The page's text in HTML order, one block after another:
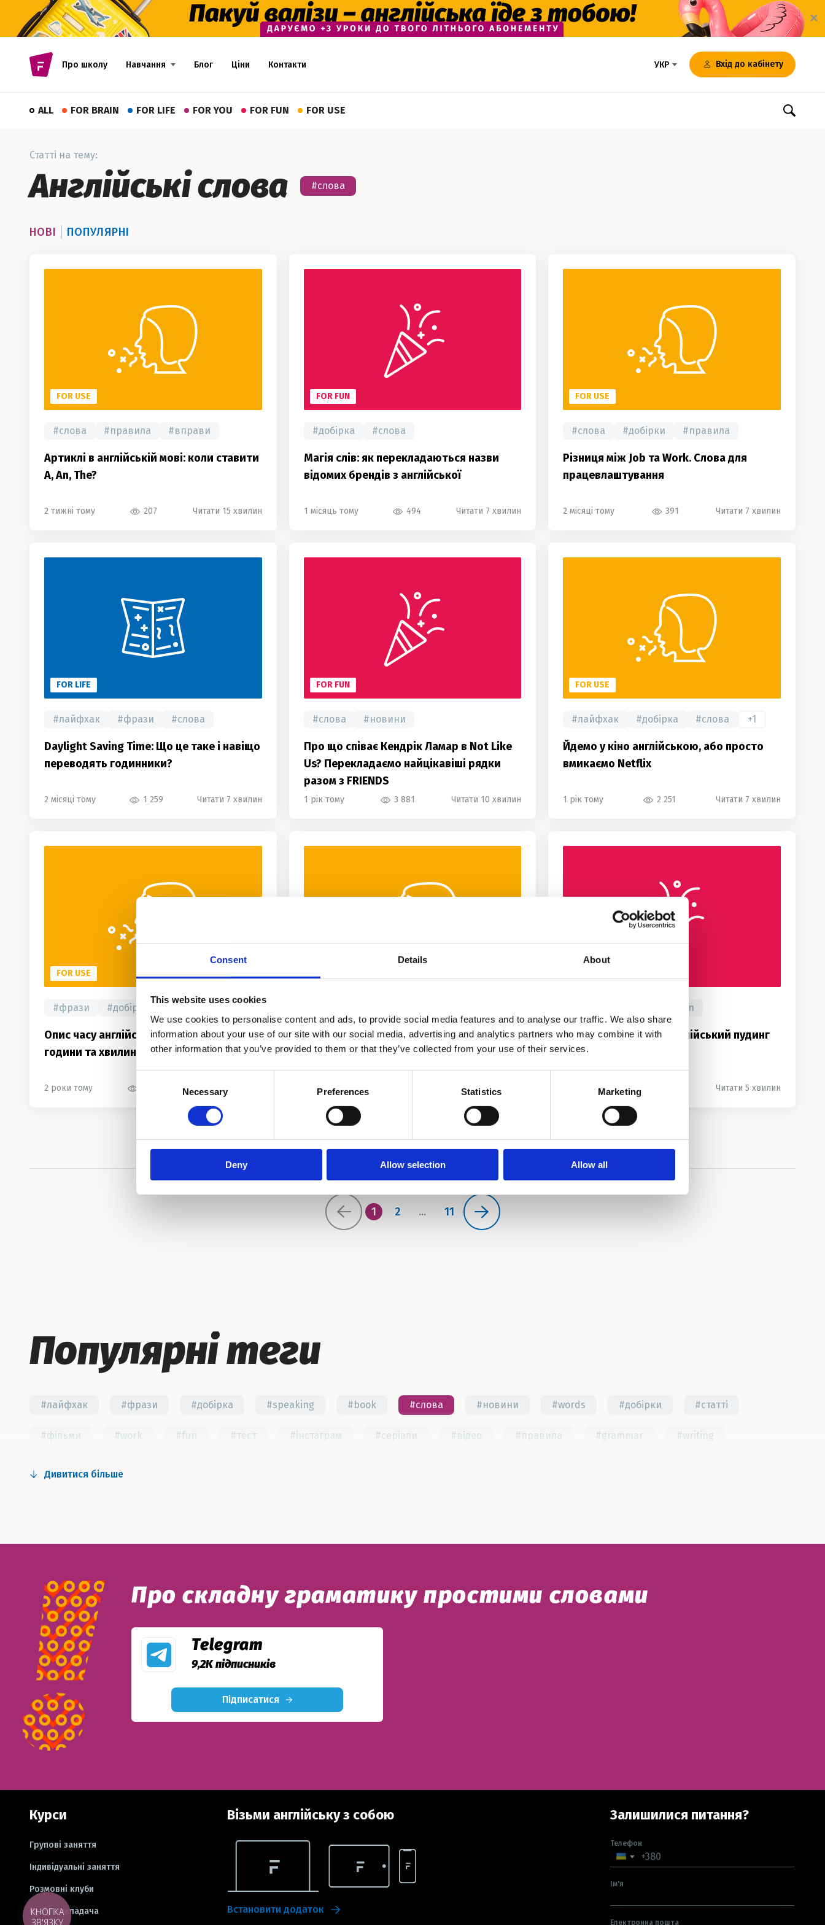
Consent Details About
This website uses cookies
We use cookies to personalise content and ads, to provide social media features and to analyse our traffic. We also share
information about your use of our site with our social media, advertising and analytics partners who may combine it with
other information that you’ve provided to them or that they’ve collected from your use of their services.
Selection
Necessary Preferences Statistics Marketing
Deny Allow selection Allow all
✕
Про школу Навчання Блог Ціни Контакти УКР Вхід до кабінету
ALL FOR BRAIN FOR LIFE FOR YOU FOR FUN FOR USE
Статті на тему:
Англійські слова #слова
НОВІ ПОПУЛЯРНІ
FOR USE
#слова #правила #вправи
Артиклі в англійській мові: коли ставити
A, An, The?
2 тижні тому 207 Читати 15 хвилин
FOR FUN
#добірка #слова
Магія слів: як перекладаються назви
відомих брендів з англійської
1 місяць тому 494 Читати 7 хвилин
FOR USE
#слова #добірки #правила
Різниця між Job та Work. Слова для
працевлаштування
2 місяці тому 391 Читати 7 хвилин
FOR LIFE
#лайфхак #фрази #слова
Daylight Saving Time: Що це таке і навіщо
переводять годинники?
2 місяці тому 1 259 Читати 7 хвилин
FOR FUN
#слова #новини
Про що співає Кендрік Ламар в Not Like
Us? Перекладаємо найцікавіші рядки
разом з FRIENDS
1 рік тому 3 881 Читати 10 хвилин
FOR USE
#лайфхак #добірка #слова +1
Йдемо у кіно англійською, або просто
вмикаємо Netflix
1 рік тому 2 251 Читати 7 хвилин
FOR USE
#фрази #добірка
Опис часу англійською: як вимовляти
години та хвилини
2 роки тому Читати 7 хвилин
Сезонні подорожі: як описати свій
відпочинок англійською
2 роки тому Читати 7 хвилин
fun
Що таке справжній англійський пудинг
2 роки тому Читати 5 хвилин
Показати ще класних статей
1 2 ... 11
Популярні теги
#лайфхак #фрази #добірка #speaking #book #слова #новини #words #добірки #статті
#фільми #work #fun #тест #інстаграм #серіали #відео #правила #grammar #writing
Дивитися більше
Про складну граматику простими словами
Telegram
9,2K підписників
Підписатися
Курси
Групові заняття
Індивідуальні заняття
Розмовні клуби
Вибір викладача
Візьми англійську з собою
Встановити додаток
Залишилися питання?
Телефон
Ім'я
Електронна пошта
КНОПКА
ЗВ'ЯЗКУ